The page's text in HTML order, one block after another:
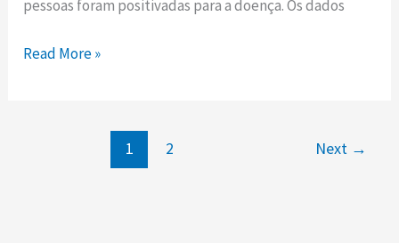
pessoas foram positivadas para a doença. Os dados
nas
Read More »
1 2 Next →